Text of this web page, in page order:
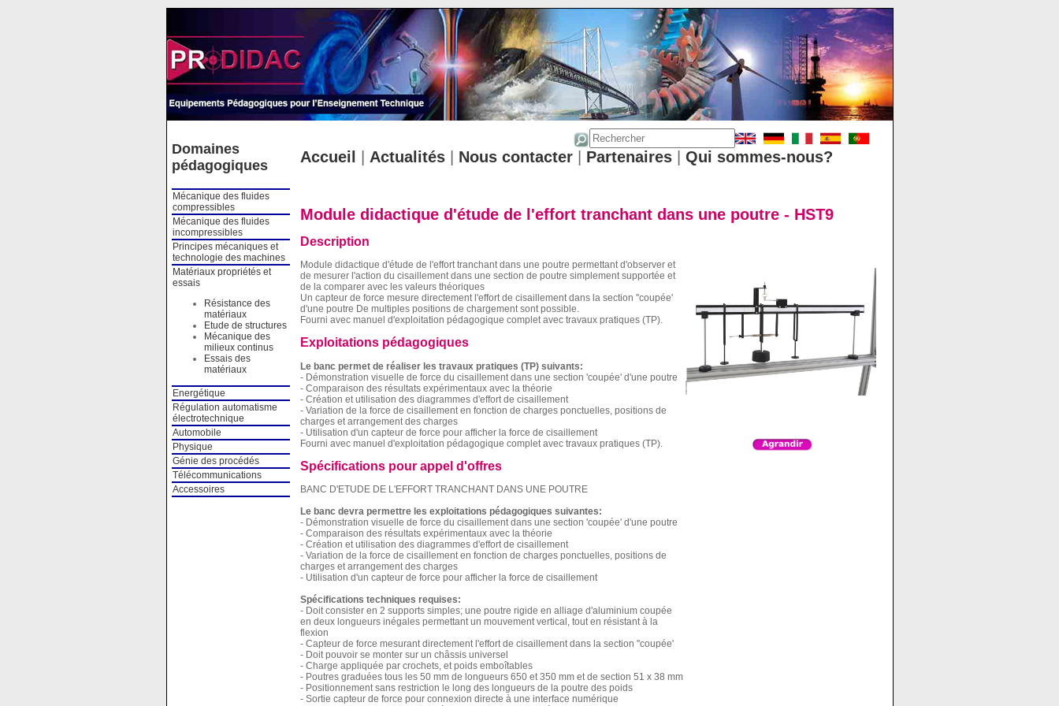
Domaines
pédagogiques
Mécanique des fluides
compressibles
Mécanique des fluides
incompressibles
Principes mécaniques et
technologie des machines
Matériaux propriétés et
essais
Résistance des
matériaux
Etude de structures
Mécanique des
milieux continus
Essais des
matériaux
Energétique
Régulation automatisme
électrotechnique
Automobile
Physique
Génie des procédés
Télécommunications
Accessoires
Accueil Actualités| Nous contacter| Partenaires| Qui sommes-nous?
Module didactique d'étude de l'effort tranchant dans une poutre - HST9
Description
Module didactique d'étude de l'effort tranchant dans une poutre permettant d'observer et
de mesurer l'action du cisaillement dans une section de poutre simplement supportée et
de la comparer avec les valeurs théoriques
Un capteur de force mesure directement l'effort de cisaillement dans la section ''coupée'
d'une poutre De multiples positions de chargement sont possible.
Fourni avec manuel d'exploitation pédagogique complet avec travaux pratiques (TP).
Exploitations pédagogiques
Le banc permet de réaliser les travaux pratiques (TP) suivants:
- Démonstration visuelle de force du cisaillement dans une section 'coupée' d'une poutre
- Comparaison des résultats expérimentaux avec la théorie
- Création et utilisation des diagrammes d'effort de cisaillement
- Variation de la force de cisaillement en fonction de charges ponctuelles, positions de
charges et arrangement des charges
- Utilisation d'un capteur de force pour afficher la force de cisaillement
Fourni avec manuel d'exploitation pédagogique complet avec travaux pratiques (TP).
Spécifications pour appel d'offres
BANC D'ETUDE DE L'EFFORT TRANCHANT DANS UNE POUTRE
Le banc devra permettre les exploitations pédagogiques suivantes:
- Démonstration visuelle de force du cisaillement dans une section 'coupée' d'une poutre
- Comparaison des résultats expérimentaux avec la théorie
- Création et utilisation des diagrammes d'effort de cisaillement
- Variation de la force de cisaillement en fonction de charges ponctuelles, positions de
charges et arrangement des charges
- Utilisation d'un capteur de force pour afficher la force de cisaillement
Spécifications techniques requises:
- Doit consister en 2 supports simples; une poutre rigide en alliage d'aluminium coupée
en deux longueurs inégales permettant un mouvement vertical, tout en résistant à la
flexion
- Capteur de force mesurant directement l'effort de cisaillement dans la section ''coupée'
- Doit pouvoir se monter sur un châssis universel
- Charge appliquée par crochets, et poids emboîtables
- Poutres graduées tous les 50 mm de longueurs 650 et 350 mm et de section 51 x 38 mm
- Positionnement sans restriction le long des longueurs de la poutre des poids
- Sortie capteur de force pour connexion directe à une interface numérique